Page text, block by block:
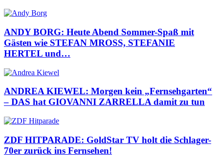
ANDY BORG: Heute Abend Sommer-Spaß mit
Gästen wie STEFAN MROSS, STEFANIE
HERTEL und…
ANDREA KIEWEL: Morgen kein „Fernsehgarten“
– DAS hat GIOVANNI ZARRELLA damit zu tun
ZDF HITPARADE: GoldStar TV holt die Schlager-
70er zurück ins Fernsehen!